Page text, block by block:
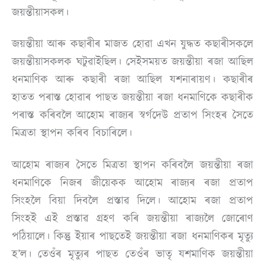
জয়ন্তীয়াসকল।
জয়ন্তীয়া আৰু কছাৰীৰ মাজত হোৱা এখন যুদ্ধত কছাৰীসকলে
জয়ন্তীয়াসকলক ঘটুৱাইছিল। সেইসময়ত জয়ন্তীয়া ৰজা আছিল
ধনমাণিক আৰু কছাৰী ৰজা আছিল যশনাৰায়ণ। কছাৰীৰ
হাতত পৰাস্ত হোৱাৰ পাছত জয়ন্তীয়া ৰজা ধনমাণিকে কছাৰীক
পৰাস্ত কৰিবলৈ আহোম ৰাজ্যৰ স্বৰ্গদেউ প্ৰতাপ সিংহৰ সৈতে
মিত্ৰতা স্থাপন কৰিব বিচাৰিলে।
আহোম ৰাজ্যৰ সৈতে মিত্ৰতা স্থাপন কৰিবলৈ জয়ন্তীয়া ৰজা
ধনমাণিকে নিজৰ জীয়েকক আহোম ৰাজ্যৰ ৰজা প্ৰতাপ
সিংহলৈ বিয়া দিবলৈ প্ৰস্তাৱ দিলে। আহোম ৰজা প্ৰতাপ
সিংহই এই প্ৰস্তাৱ গ্ৰহণ কৰি জয়ন্তীয়া ৰাজ্যলৈ জোৰোণ
পঠিয়ালে। কিন্তু ইয়াৰ পাছতেই জয়ন্তীয়া ৰজা ধনমাণিকৰ মৃত্যু
হ’ল। তেওঁৰ মৃত্যুৰ পাছত তেওঁৰ ভাতৃ যশমাণিক জয়ন্তীয়া